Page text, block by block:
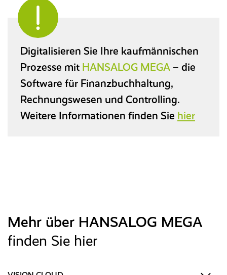
Digitalisieren Sie Ihre kaufmännischen
Prozesse mit HANSALOG MEGA – die
Software für Finanzbuchhaltung,
Rechnungswesen und Controlling.
Weitere Informationen finden Sie hier
Mehr über HANSALOG MEGA
finden Sie hier